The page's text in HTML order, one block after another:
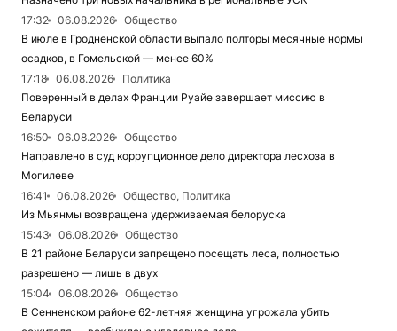
17:32
06.08.2026
Общество
В июле в Гродненской области выпало полторы месячные нормы
осадков, в Гомельской — менее 60%
17:18
06.08.2026
Политика
Поверенный в делах Франции Руайе завершает миссию в
Беларуси
16:50
06.08.2026
Общество
Направлено в суд коррупционное дело директора лесхоза в
Могилеве
16:41
06.08.2026
Общество, Политика
Из Мьянмы возвращена удерживаемая белоруска
15:43
06.08.2026
Общество
В 21 районе Беларуси запрещено посещать леса, полностью
разрешено — лишь в двух
15:04
06.08.2026
Общество
В Сенненском районе 62-летняя женщина угрожала убить